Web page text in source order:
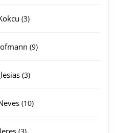
33
99
33
1010
3